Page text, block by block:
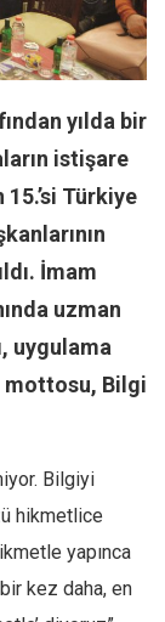
yılda bir
istişare
Türkiye
İmam
uzman
uygulama
mottosu, Bilgi
Bilgiyi
hikmetlice
yapınca
kez daha, en